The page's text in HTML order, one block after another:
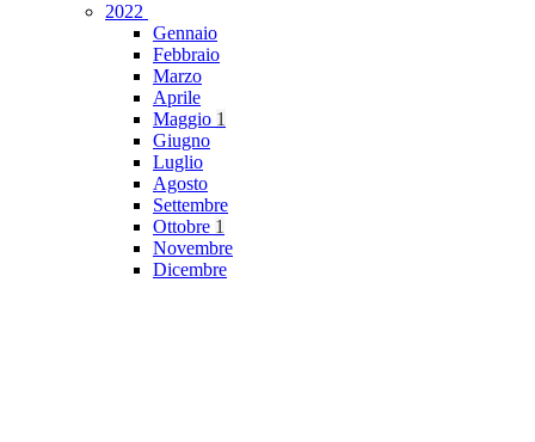
2022
Gennaio
Febbraio
Marzo
Aprile
Maggio 1
Giugno
Luglio
Agosto
Settembre
Ottobre 1
Novembre
Dicembre